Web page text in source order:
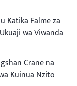
Katika Falme za
wa Viwanda
Crane na
Kuinua Nzito